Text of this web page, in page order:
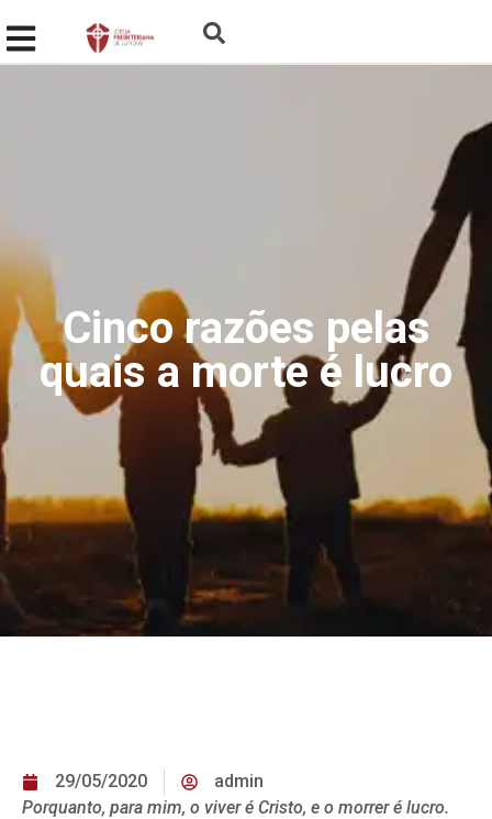
Cinco razões pelas
quais a morte é lucro
29/05/2020
admin
Porquanto, para mim, o viver é Cristo, e o morrer é lucro.